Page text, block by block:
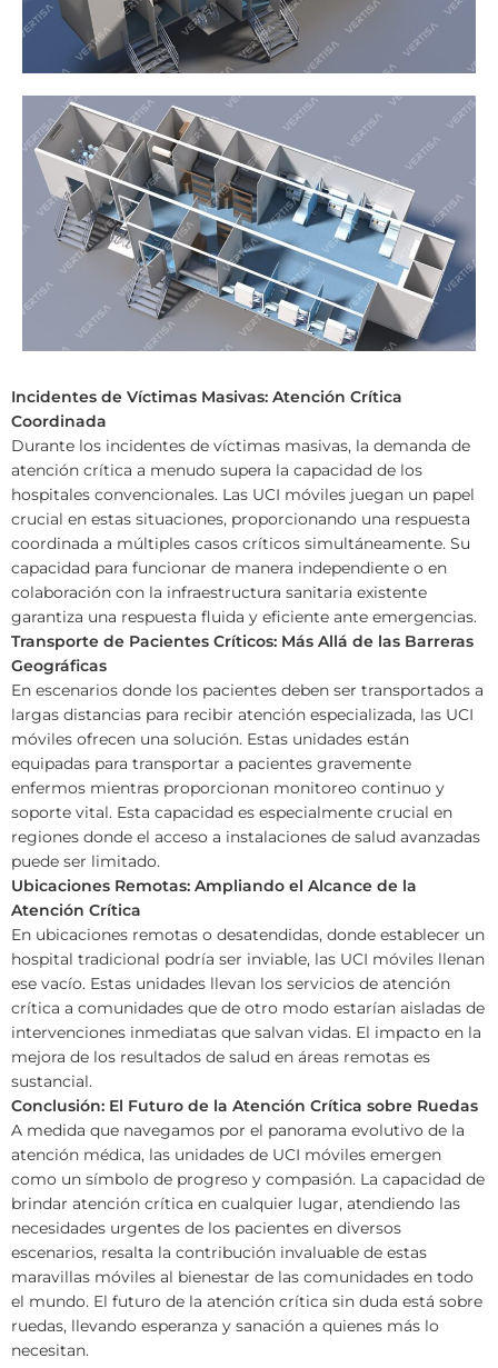
Incidentes de Víctimas Masivas: Atención Crítica
Coordinada
Durante los incidentes de víctimas masivas, la demanda de
atención crítica a menudo supera la capacidad de los
hospitales convencionales. Las UCI móviles juegan un papel
crucial en estas situaciones, proporcionando una respuesta
coordinada a múltiples casos críticos simultáneamente. Su
capacidad para funcionar de manera independiente o en
colaboración con la infraestructura sanitaria existente
garantiza una respuesta fluida y eficiente ante emergencias.
Transporte de Pacientes Críticos: Más Allá de las Barreras
Geográficas
En escenarios donde los pacientes deben ser transportados a
largas distancias para recibir atención especializada, las UCI
móviles ofrecen una solución. Estas unidades están
equipadas para transportar a pacientes gravemente
enfermos mientras proporcionan monitoreo continuo y
soporte vital. Esta capacidad es especialmente crucial en
regiones donde el acceso a instalaciones de salud avanzadas
puede ser limitado.
Ubicaciones Remotas: Ampliando el Alcance de la
Atención Crítica
En ubicaciones remotas o desatendidas, donde establecer un
hospital tradicional podría ser inviable, las UCI móviles llenan
ese vacío. Estas unidades llevan los servicios de atención
crítica a comunidades que de otro modo estarían aisladas de
intervenciones inmediatas que salvan vidas. El impacto en la
mejora de los resultados de salud en áreas remotas es
sustancial.
Conclusión: El Futuro de la Atención Crítica sobre Ruedas
A medida que navegamos por el panorama evolutivo de la
atención médica, las unidades de UCI móviles emergen
como un símbolo de progreso y compasión. La capacidad de
brindar atención crítica en cualquier lugar, atendiendo las
necesidades urgentes de los pacientes en diversos
escenarios, resalta la contribución invaluable de estas
maravillas móviles al bienestar de las comunidades en todo
el mundo. El futuro de la atención crítica sin duda está sobre
ruedas, llevando esperanza y sanación a quienes más lo
necesitan.